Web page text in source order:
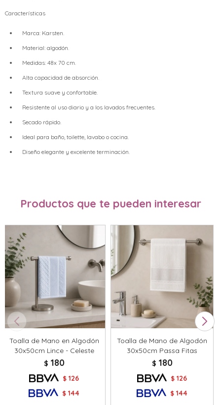
Características
Marca: Karsten.
Material: algodón.
Medidas: 48x 70 cm.
Alta capacidad de absorción.
Textura suave y confortable.
Resistente al uso diario y a los lavados frecuentes.
Secado rápido.
Ideal para baño, toilette, lavabo o cocina.
Diseño elegante y excelente terminación.
Productos que te pueden interesar
Toalla de Mano en Algodón
30x50cm Lince - Celeste
$ 180
$ 126
$ 144
Toalla de Mano de Algodón
30x50cm Passa Fitas
$ 180
$ 126
$ 144